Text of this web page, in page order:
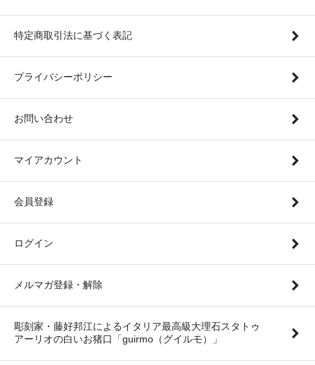
特定商取引法に基づく表記
プライバシーポリシー
お問い合わせ
マイアカウント
会員登録
ログイン
メルマガ登録・解除
彫刻家・藤好邦江によるイタリア最高級大理石スタトゥ
アーリオの白いお猪口「guirmo（グイルモ）」